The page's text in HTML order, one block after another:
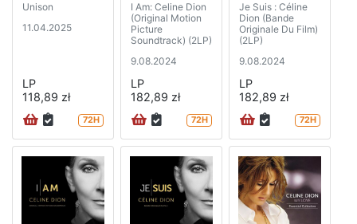
Unison
11.04.2025
LP
118,89 zł
72H
I Am: Celine Dion
(Original Motion
Picture
Soundtrack) (2LP)
9.08.2024
LP
182,89 zł
72H
Je Suis : Céline
Dion (Bande
Originale Du Film)
(2LP)
9.08.2024
LP
182,89 zł
72H